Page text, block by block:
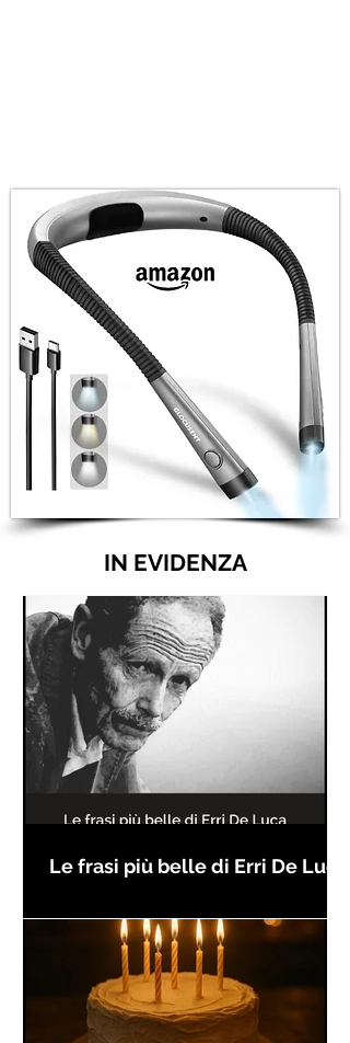
IN EVIDENZA
Le frasi più belle di Erri De Luca